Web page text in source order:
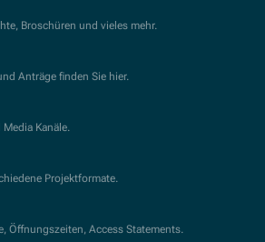
Broschüren und vieles mehr.
Anträge finden Sie hier.
Kanäle.
Projektformate.
Öffnungszeiten, Access Statements.